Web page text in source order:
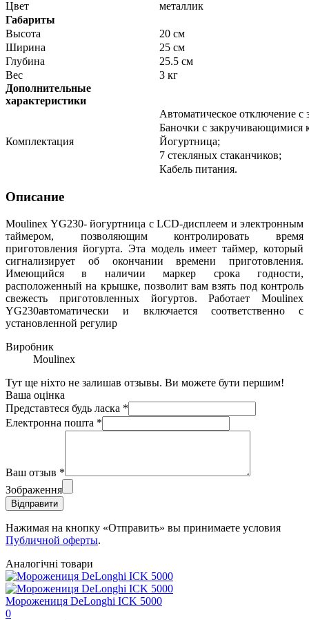
Цвет
металлик
Габариты
Высота
20 см
Ширина
25 см
Глубина
25.5 см
Вес
3 кг
Дополнительные
характеристики
Автоматическое отключение с
Баночки с закручивающимися
Комплектация
Йогуртница;
7 стекляных стаканчиков;
Кабель питания.
Описание
Moulinex YG230- йогуртница с LCD-дисплеем и электронным
таймером, позволяющим контролировать время
приготовления йогурта. Эта модель имеет таймер, который
сигнализирует об окончании времени приготовления.
Имеющийся в наличии маркер срока годности,
расположенный на крышке, позволит вам взять под контроль
свежесть приготовленных йогуртов. Работает Moulinex
YG230автоматически и включается соответственно с
установленной регулир
Виробник
Moulinex
Тут ще ніхто не залишав отзывы. Ви можете бути першим!
Ваша оцінка
Представтеся будь ласка *
Електронна пошта *
Ваш отзыв *
Зображення
Відправити
Нажимая на кнопку «Отправить» вы принимаете условия
Публичной оферты.
Аналогічні товари
Морожениця DeLonghi ICK 5000
0